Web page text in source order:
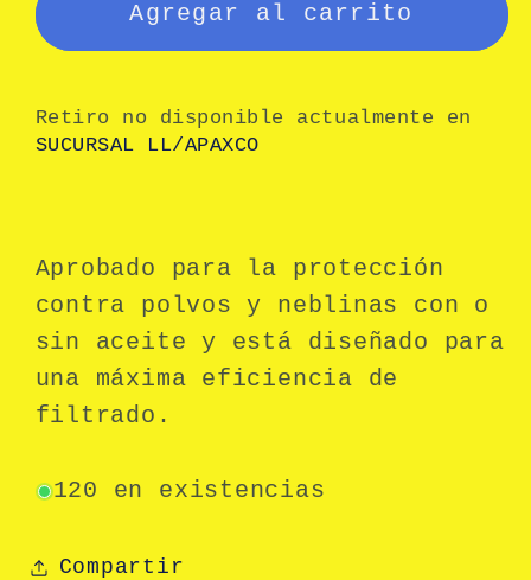
Agregar al carrito
Retiro no disponible actualmente en
SUCURSAL LL/APAXCO
Aprobado para la protección
contra polvos y neblinas con o
sin aceite y está diseñado para
una máxima eficiencia de
filtrado.
120 en existencias
Compartir